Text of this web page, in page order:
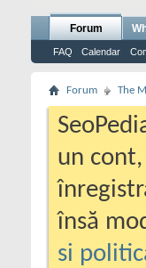
Forum
FAQ Calendar
Forum The
un
însă
si